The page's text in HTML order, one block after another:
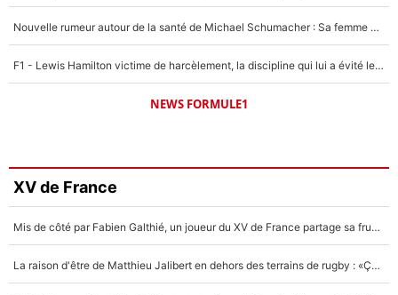
Nouvelle rumeur autour de la santé de Michael Schumacher : Sa femme Corinna sort du silence
F1 - Lewis Hamilton victime de harcèlement, la discipline qui lui a évité le pire : «J'aurais probablement mal tourné»
NEWS FORMULE1
XV de France
Mis de côté par Fabien Galthié, un joueur du XV de France partage sa frustration : «ils ne me l’ont pas dit tout de suite»
La raison d'être de Matthieu Jalibert en dehors des terrains de rugby : «Ça m'atteint autant que si tu touches à un membre de ma famille»